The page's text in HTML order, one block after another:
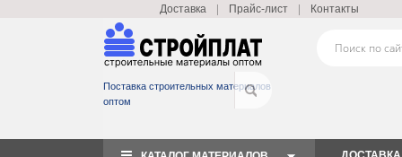
Доставка| Прайс-лист| Контакты
Поставка строительных материалов
оптом